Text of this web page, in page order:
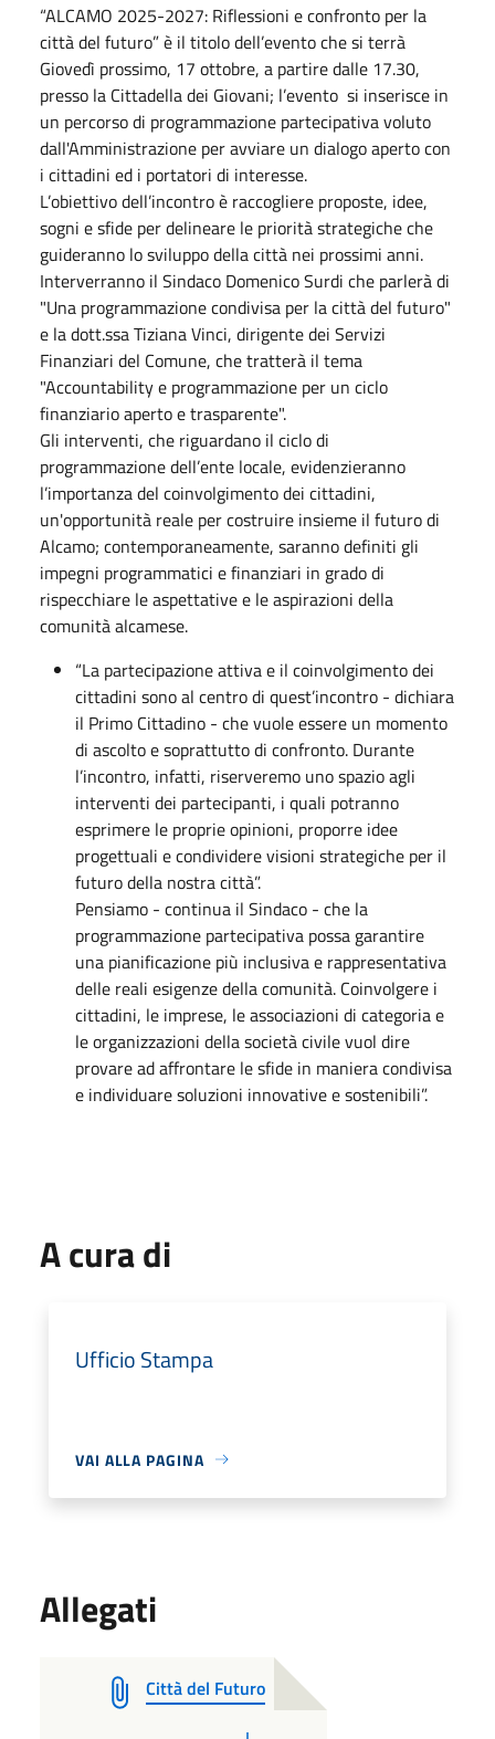
“ALCAMO 2025-2027: Riflessioni e confronto per la
città del futuro” è il titolo dell’evento che si terrà
Giovedì prossimo, 17 ottobre, a partire dalle 17.30,
presso la Cittadella dei Giovani; l’evento si inserisce in
un percorso di programmazione partecipativa voluto
dall'Amministrazione per avviare un dialogo aperto con
i cittadini ed i portatori di interesse.
L’obiettivo dell’incontro è raccogliere proposte, idee,
sogni e sfide per delineare le priorità strategiche che
guideranno lo sviluppo della città nei prossimi anni.
Interverranno il Sindaco Domenico Surdi che parlerà di
"Una programmazione condivisa per la città del futuro"
e la dott.ssa Tiziana Vinci, dirigente dei Servizi
Finanziari del Comune, che tratterà il tema
"Accountability e programmazione per un ciclo
finanziario aperto e trasparente".
Gli interventi, che riguardano il ciclo di
programmazione dell’ente locale, evidenzieranno
l’importanza del coinvolgimento dei cittadini,
un'opportunità reale per costruire insieme il futuro di
Alcamo; contemporaneamente, saranno definiti gli
impegni programmatici e finanziari in grado di
rispecchiare le aspettative e le aspirazioni della
comunità alcamese.
“La partecipazione attiva e il coinvolgimento dei
cittadini sono al centro di quest’incontro - dichiara
il Primo Cittadino - che vuole essere un momento
di ascolto e soprattutto di confronto. Durante
l’incontro, infatti, riserveremo uno spazio agli
interventi dei partecipanti, i quali potranno
esprimere le proprie opinioni, proporre idee
progettuali e condividere visioni strategiche per il
futuro della nostra città”.
Pensiamo - continua il Sindaco - che la
programmazione partecipativa possa garantire
una pianificazione più inclusiva e rappresentativa
delle reali esigenze della comunità. Coinvolgere i
cittadini, le imprese, le associazioni di categoria e
le organizzazioni della società civile vuol dire
provare ad affrontare le sfide in maniera condivisa
e individuare soluzioni innovative e sostenibili”.
A cura di
Ufficio Stampa
VAI ALLA PAGINA
Allegati
Città del Futuro